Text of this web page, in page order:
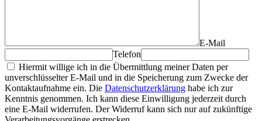
E-Mail
Telefon
Hiermit willige ich in die Übermittlung meiner Daten per
unverschlüsselter E-Mail und in die Speicherung zum Zwecke der
Kontaktaufnahme ein. Die Datenschutzerklärung habe ich zur
Kenntnis genommen. Ich kann diese Einwilligung jederzeit durch
eine E-Mail widerrufen. Der Widerruf kann sich nur auf zukünftige